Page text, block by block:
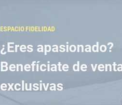
ESPACIO FIDELIDAD
¿Eres apasionado?
Benefíciate de
exclusivas